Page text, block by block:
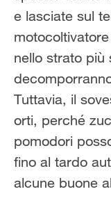
e lasciate sul
nello strato più
Tuttavia, il
orti, perché
pomodori
fino al tardo
alcune buone